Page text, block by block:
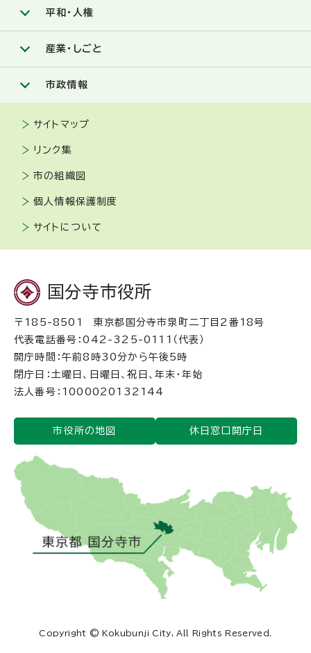
平和・人権
産業・しごと
市政情報
サイトマップ
リンク集
市の組織図
個人情報保護制度
サイトについて
国分寺市役所
〒185-8501 東京都国分寺市泉町二丁目2番18号
代表電話番号：042-325-0111（代表）
開庁時間：午前8時30分から午後5時
閉庁日：土曜日、日曜日、祝日、年末・年始
法人番号：1000020132144
市役所の地図 休日窓口開庁日
Copyright © Kokubunji City, All Rights Reserved.